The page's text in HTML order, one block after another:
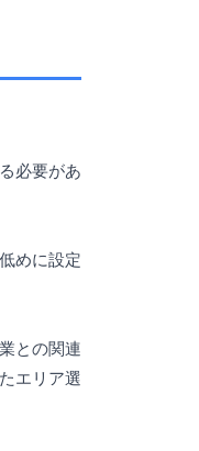
必要があ
めに設定
との関連
エリア選